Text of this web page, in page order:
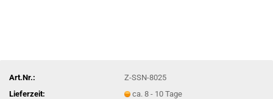
Art.Nr.:
Z-SSN-8025
Lieferzeit:
ca. 8 - 10 Tage